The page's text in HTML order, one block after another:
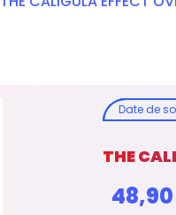
Date de
THE